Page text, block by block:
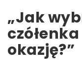
„Jak
okazję?”